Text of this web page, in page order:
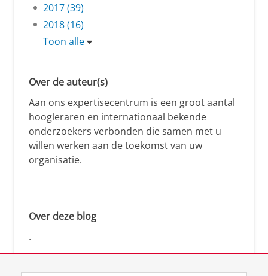
2017 (39)
2018 (16)
Toon alle
Over de auteur(s)
Aan ons expertisecentrum is een groot aantal
hoogleraren en internationaal bekende
onderzoekers verbonden die samen met u
willen werken aan de toekomst van uw
organisatie.
Over deze blog
.